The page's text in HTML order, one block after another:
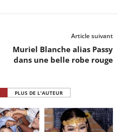
Article suivant
Muriel Blanche alias Passy
dans une belle robe rouge
PLUS DE L'AUTEUR